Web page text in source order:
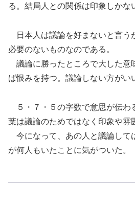
る。結局人との関係は印象しかな
日本人は議論を好まないと言う
必要のないものなのである。
議論に勝ったところで大した意
ば恨みを持つ。議論しない方がい
５・７・５の字数で意思が伝わ
葉は議論のためではなく印象や雰
今になって、あの人と議論して
が何人もいたことに気がつい